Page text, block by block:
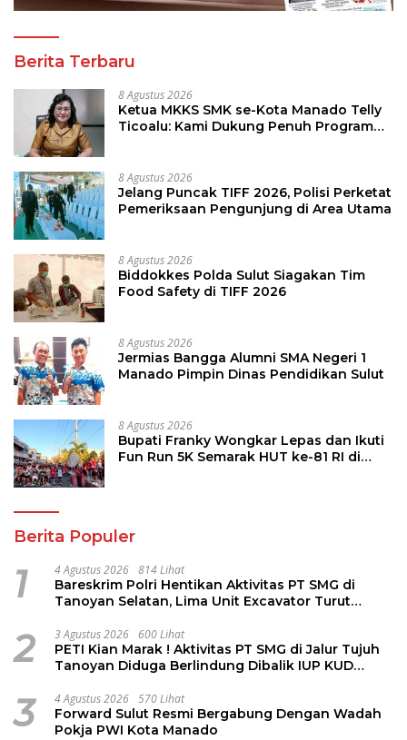
Berita Terbaru
8 Agustus 2026
Ketua MKKS SMK se-Kota Manado Telly
Ticoalu: Kami Dukung Penuh Program
8 Agustus 2026
Jelang Puncak TIFF 2026, Polisi Perketat
Pemeriksaan Pengunjung di Area Utama
8 Agustus 2026
Biddokkes Polda Sulut Siagakan Tim
Food Safety di TIFF 2026
8 Agustus 2026
Jermias Bangga Alumni SMA Negeri 1
Manado Pimpin Dinas Pendidikan Sulut
8 Agustus 2026
Bupati Franky Wongkar Lepas dan Ikuti
Fun Run 5K Semarak HUT ke-81 RI di
Berita Populer
1 4 Agustus 2026 814 Lihat
Bareskrim Polri Hentikan Aktivitas PT SMG di
Tanoyan Selatan, Lima Unit Excavator Turut
2 3 Agustus 2026 600 Lihat
PETI Kian Marak ! Aktivitas PT SMG di Jalur Tujuh
Tanoyan Diduga Berlindung Dibalik IUP KUD
3 4 Agustus 2026 570 Lihat
Forward Sulut Resmi Bergabung Dengan Wadah
Pokja PWI Kota Manado